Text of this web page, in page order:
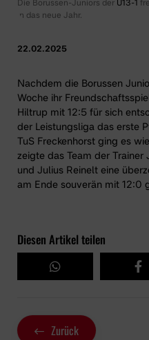
Die Borussen-Juniors der U13-1
in das neue Jahr.
22.02.2025
Nachdem die Borussen
Woche ihr
Hiltrup mit 12:5 für sich
der Leistungsliga das erste
TuS Freckenhorst ging es
zeigte das Team der
und Julius Reinelt eine
am Ende souverän mit 12:0
Diesen Artikel teilen
Zurück